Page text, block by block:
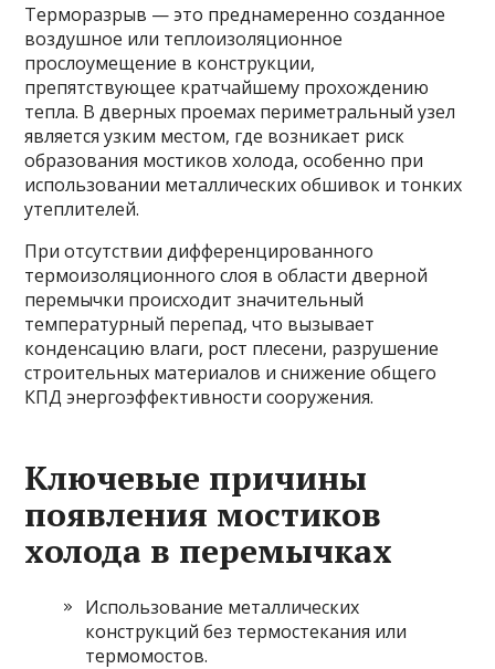
Терморазрыв — это преднамеренно созданное
воздушное или теплоизоляционное
прослоумещение в конструкции,
препятствующее кратчайшему прохождению
тепла. В дверных проемах периметральный узел
является узким местом, где возникает риск
образования мостиков холода, особенно при
использовании металлических обшивок и тонких
утеплителей.
При отсутствии дифференцированного
термоизоляционного слоя в области дверной
перемычки происходит значительный
температурный перепад, что вызывает
конденсацию влаги, рост плесени, разрушение
строительных материалов и снижение общего
КПД энергоэффективности сооружения.
Ключевые причины
появления мостиков
холода в перемычках
Использование металлических
конструкций без термостекания или
термомостов.